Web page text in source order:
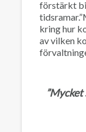
förstärkt
kring hur
av vilken